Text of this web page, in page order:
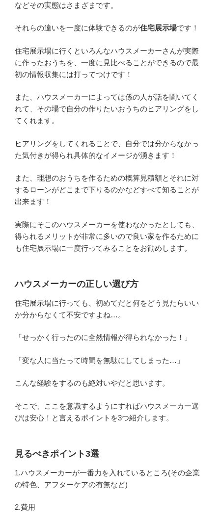
などその実態はさまざまです。
それらの違いを一度に体験できるのが住宅展示場です！
住宅展示場に行くといろんなハウスメーカーさんが実際
に作ったおうちを、一度に見比べることができるので最
初の情報収集には打ってつけです！
また、ハウスメーカーによっては係の人が話を聞いてく
れて、その場で自分の作りたいおうちのヒアリングをし
てくれます。
ヒアリングをしてくれることで、自分では分からなかっ
た気付きが得られ具体的なイメージが湧きます！
また、理想のおうちを作るための概算見積額とそれに対
するローンがどこまで下りるのかなどすべて知ることが
出来ます！
実際にそこのハウスメーカーを使わなかったとしても、
得られるメリットが非常に多いので良い家を作るために
も住宅展示場に一度行ってみることをお勧めします。
ハウスメーカーの正しい選び方
住宅展示場に行っても、初めてだと何をどう見たらいい
か分からなくて不安ですよね…。
「せっかく行ったのに全然情報が得られなかった！」
「変な人に当たって時間を無駄にしてしまった…」
こんな経験をするのも絶対いやだと思います。
そこで、ここを意識するようにすればハウスメーカー選
びは安心！と言えるポイントを3つ紹介します。
見るべきポイント3選
1.ハウスメーカーが一番力を入れているところ(その企業
の特色、アフターケアの有無など)
2.費用